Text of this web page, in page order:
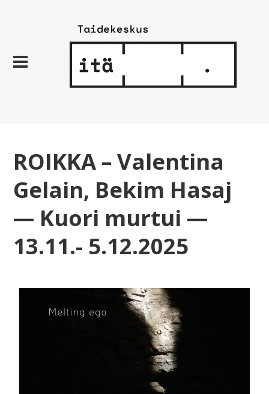
ROIKKA – Valentina
Gelain, Bekim Hasaj
— Kuori murtui —
13.11.- 5.12.2025